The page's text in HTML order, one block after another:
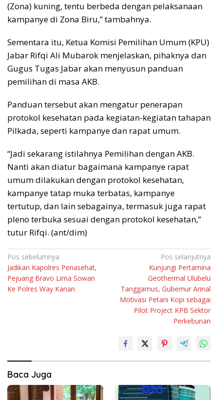
(Zona) kuning, tentu berbeda dengan pelaksanaan
kampanye di Zona Biru,” tambahnya.
Sementara itu, Ketua Komisi Pemilihan Umum (KPU)
Jabar Rifqi Ali Mubarok menjelaskan, pihaknya dan
Gugus Tugas Jabar akan menyusun panduan
pemilihan di masa AKB.
Panduan tersebut akan mengatur penerapan
protokol kesehatan pada kegiatan-kegiatan tahapan
Pilkada, seperti kampanye dan rapat umum.
“Jadi sekarang istilahnya Pemilihan dengan AKB.
Nanti akan diatur bagaimana kampanye rapat
umum dilakukan dengan protokol kesehatan,
kampanye tatap muka terbatas, kampanye
tertutup, dan lain sebagainya, termasuk juga rapat
pleno terbuka sesuai dengan protokol kesehatan,”
tutur Rifqi. (ant/dim)
Navigasi
pos
Pos sebelumnya
Jadikan Kapolres Penasehat,
Pejuang Bravo Lima Sowan
Ke Polres Way Kanan
Pos selanjutnya
Kunjungi Pertamina
Geothermal Ulubelu
Tanggamus, Gubernur Arinal
Motivasi Petani Kopi sebagai
Pilot Project KPB Sektor
Perkebunan
Baca Juga